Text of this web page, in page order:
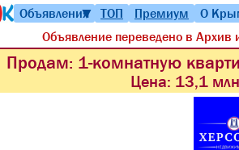
Объявления
▼ ТОП Премиум О
Объявление переведено в
Продам: 1-комнатную
Цена: 13,1